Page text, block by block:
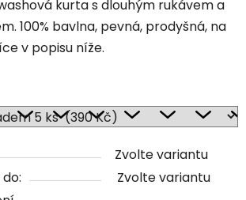
kurta s dlouhým rukávem a
. 100% bavlna, pevná, prodyšná, na
v popisu níže.
Zvolte variantu
Zvolte variantu